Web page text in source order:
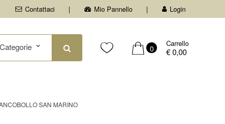
Contattaci Mio Pannello Login
0
Carrello
€ 0,00
SAN MARINO